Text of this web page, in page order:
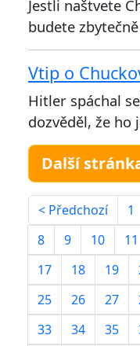
Jestli naštvete
budete
Vtip o
Hitler spáchal
dozvěděl, že ho
Další
< Předchozí 1
8
9 10 11
17
18 19
25
26 27
33
34 35